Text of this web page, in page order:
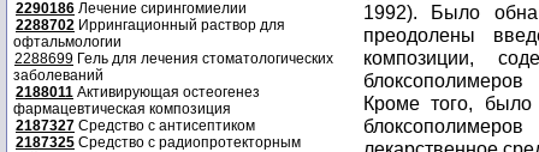
2290186 Лечение сирингомиелии
2288702 Иррингационный раствор для
офтальмологии
2288699 Гель для лечения стоматологических
заболеваний
2188011 Активирующая остеогенез
фармацевтическая композиция
2187327 Средство с антисептиком
2187325 Средство с радиопротекторным
1992). Было
преодолены
композиции,
Кроме того, было